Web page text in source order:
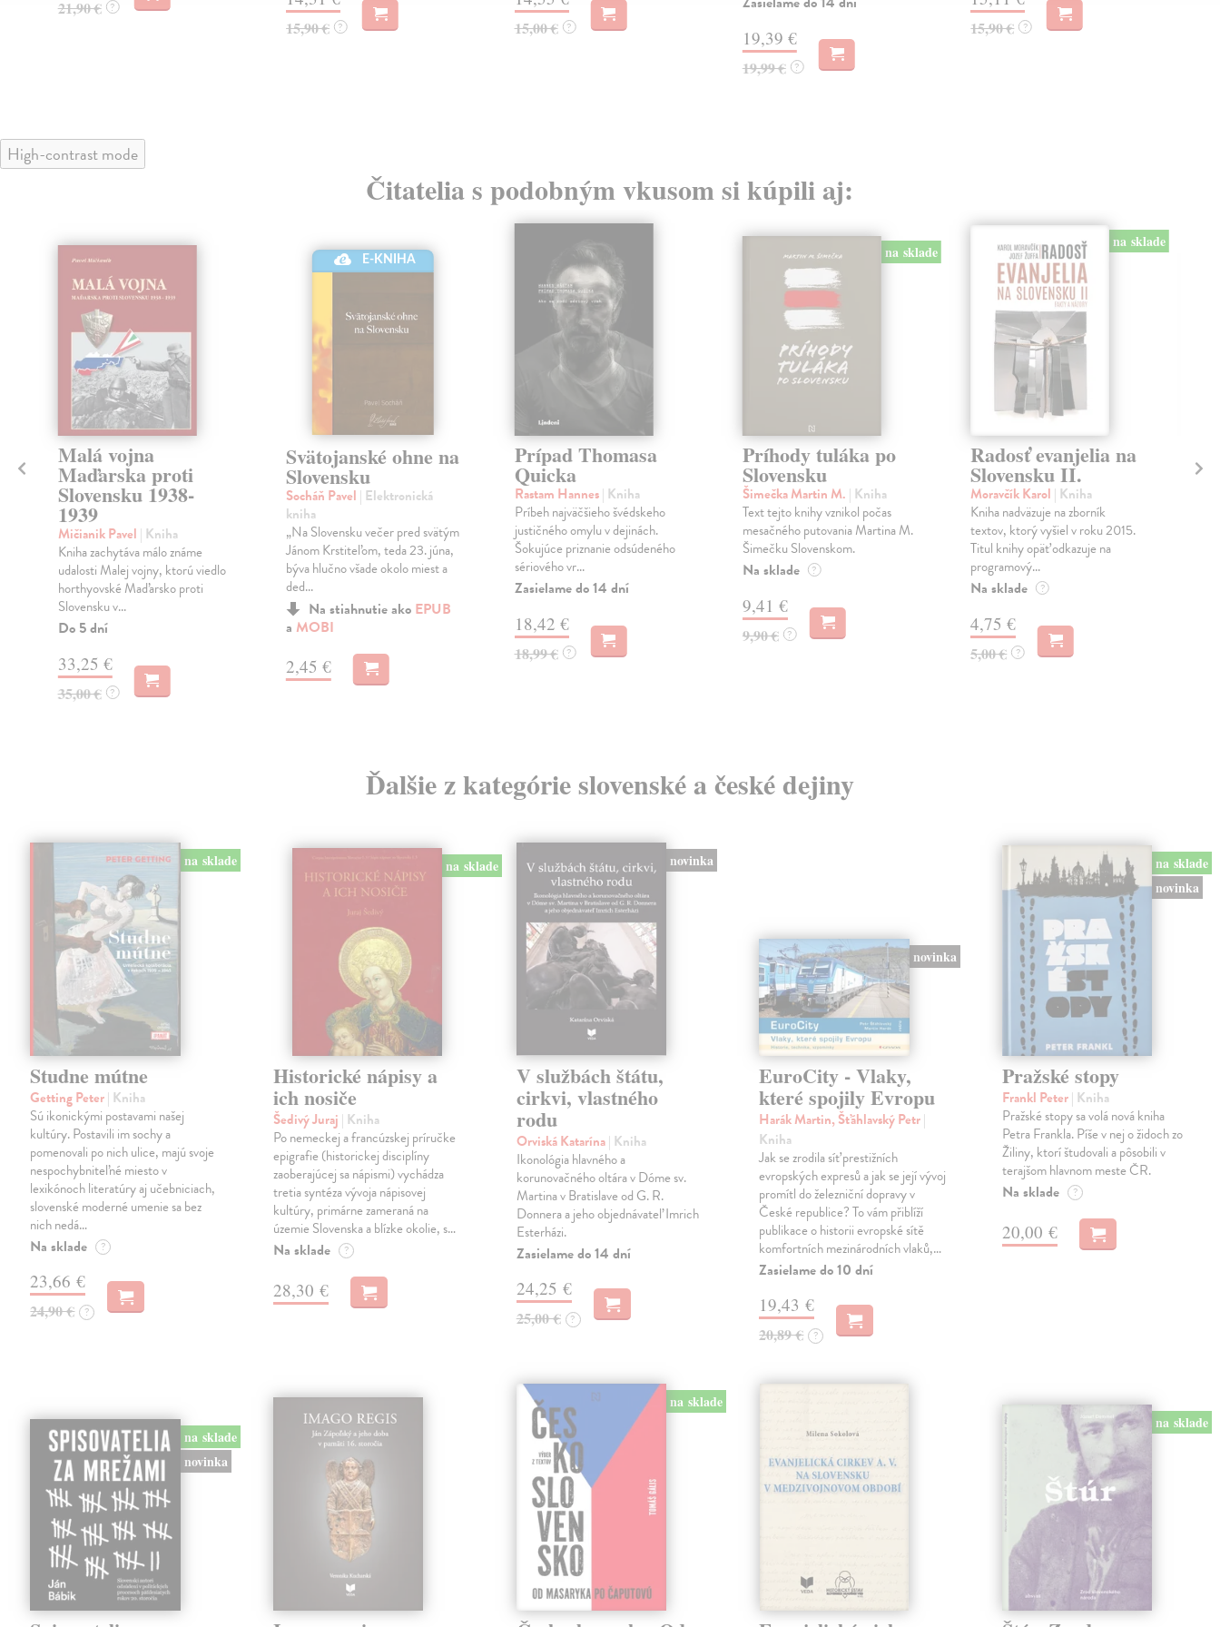
21,90 € ?
15,90 € ? 15,00 € ? 19,39 €
19,99 € ?
15,90 € ?
High-contrast mode
Čitatelia s podobným vkusom si kúpili aj:
Malá vojna
Maďarska proti
Slovensku 1938-
1939
Mičianik Pavel | Kniha
Kniha zachytáva málo známe
udalosti Malej vojny, ktorú viedlo
horthyovské Maďarsko proti
Slovensku v...
Do 5 dní
33,25 €
35,00 € ?
E-KNIHA
Svätojanské ohne na
Slovensku
Socháň Pavel | Elektronická
kniha
„Na Slovensku večer pred svätým
Jánom Krstiteľom, teda 23. júna,
býva hlučno všade okolo miest a
ded...
Na stiahnutie ako EPUB
a MOBI
2,45 €
Prípad Thomasa
Quicka
Rastam Hannes| Kniha
Príbeh najväčšieho švédskeho
justičného omylu v dejinách.
Šokujúce priznanie odsúdeného
sériového vr...
Zasielame do 14 dní
18,42 €
18,99 € ?
na sklade
Príhody tuláka po
Slovensku
Šimečka Martin M. | Kniha
Text tejto knihy vznikol počas
mesačného putovania Martina M.
Šimečku Slovenskom.
Na sklade ?
9,41 €
9,90 € ?
na sklade
Radosť evanjelia na
Slovensku II.
Moravčík Karol | Kniha
Kniha nadväzuje na zborník
textov, ktorý vyšiel v roku 2015.
Titul knihy opäť odkazuje na
programový...
Na sklade ?
4,75 €
5,00 € ?
Ďalšie z kategórie slovenské a české dejiny
na sklade
Studne mútne
Getting Peter| Kniha
Sú ikonickými postavami našej
kultúry. Postavili im sochy a
pomenovali po nich ulice, majú svoje
nespochybniteľné miesto v
lexikónoch literatúry aj učebniciach,
slovenské moderné umenie sa bez
nich nedá…
Na sklade ?
23,66 €
24,90 € ?
na sklade
Historické nápisy a
ich nosiče
Šedivý Juraj | Kniha
Po nemeckej a francúzskej príručke
epigrafie (historickej disciplíny
zaoberajúcej sa nápismi) vychádza
tretia syntéza vývoja nápisovej
kultúry, primárne zameraná na
územie Slovenska a blízke okolie, s…
Na sklade ?
28,30 €
novinka
V službách štátu,
cirkvi, vlastného
rodu
Orviská Katarína| Kniha
Ikonológia hlavného a
korunovačného oltára v Dóme sv.
Martina v Bratislave od G. R.
Donnera a jeho objednávateľ Imrich
Esterházi.
Zasielame do 14 dní
24,25 €
25,00 € ?
novinka
EuroCity - Vlaky,
které spojily Evropu
Harák Martin, Šťáhlavský Petr|
Kniha
Jak se zrodila síť prestižních
evropských expresů a jak se její vývoj
promítl do železniční dopravy v
České republice? To vám přiblíží
publikace o historii evropské sítě
komfortních mezinárodních vlaků,…
Zasielame do 10 dní
19,43 €
20,89 € ?
na sklade
novinka
Pražské stopy
Frankl Peter| Kniha
Pražské stopy sa volá nová kniha
Petra Frankla. Píše v nej o židoch zo
Žiliny, ktorí študovali a pôsobili v
terajšom hlavnom meste ČR.
Na sklade ?
20,00 €
na sklade
novinka
na sklade
na sklade